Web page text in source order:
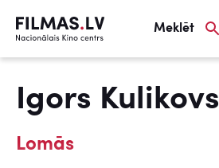
Meklēt
Igors Kulikovs
Lomās